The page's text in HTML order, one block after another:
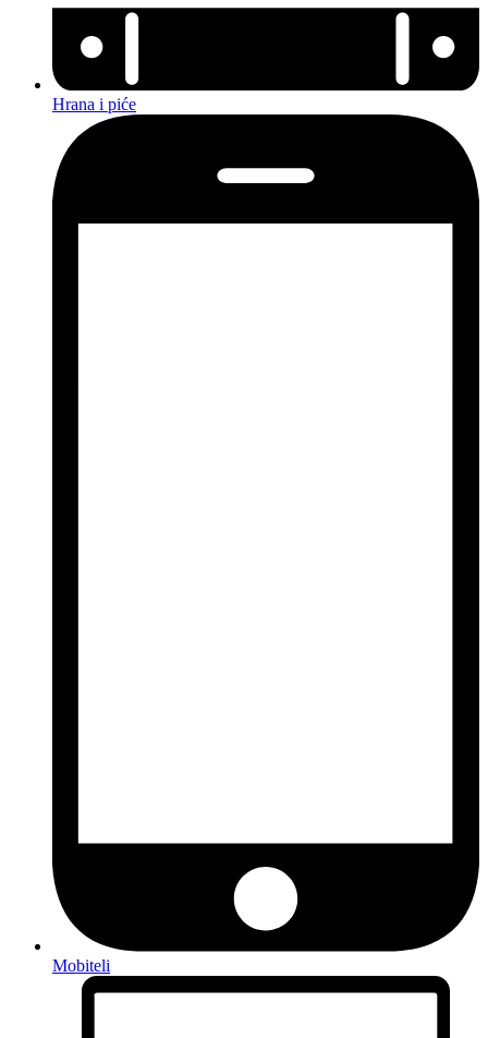
Hrana i piće
Mobiteli